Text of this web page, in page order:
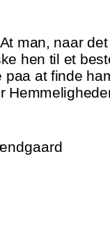
man, naar
hen til et
at finde